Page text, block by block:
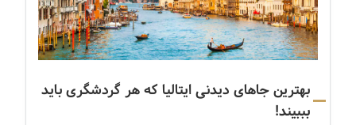
بهترین جاهای دیدنی ایتالیا که هر گردشگری باید
بببیند!